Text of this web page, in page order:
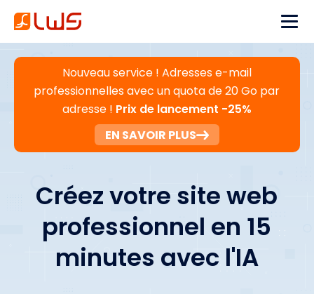
Nouveau service ! Adresses e-mail
professionnelles avec un quota de 20 Go par
adresse ! Prix de lancement -25%
EN SAVOIR PLUS
Créez votre site web
professionnel en 15
minutes avec l'IA